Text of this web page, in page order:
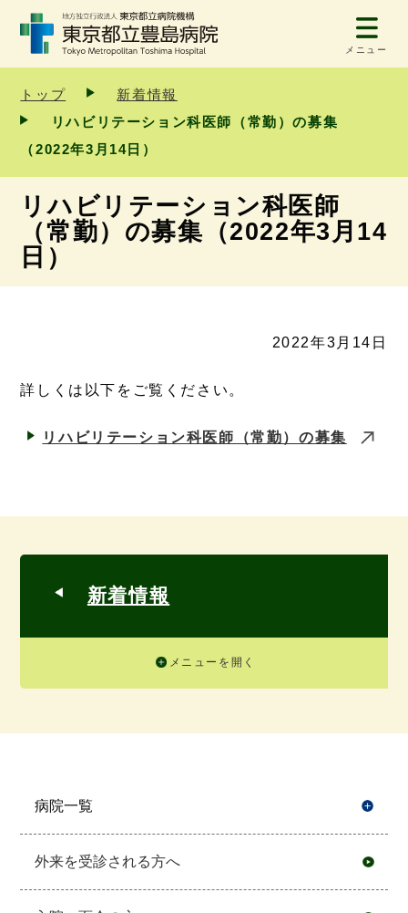
メニュー
トップ
新着情報
リハビリテーション科医師（常勤）の募集
（2022年3月14日）
リハビリテーション科医師
（常勤）の募集（2022年3月14
日）
2022年3月14日
詳しくは以下をご覧ください。
リハビリテーション科医師（常勤）の募集
新着情報
メニューを開く
病院一覧
外来を受診される方へ